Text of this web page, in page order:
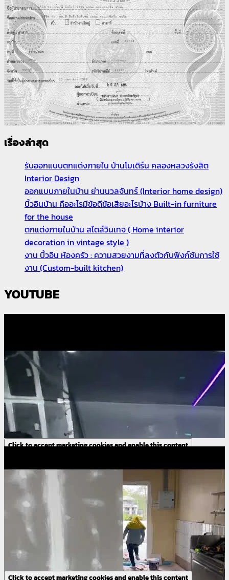
เรื่องล่าสุด
รับออกแบบตกแต่งภายใน บ้านโมเดิร์น คลองหลวงรังสิต
Interior Design
ออกแบบภายในบ้าน ย่านนวลจันทร์ (Interior home design)
บิ้วอินบ้าน คืออะไรมีข้อดีข้อเสียอะไรบ้าง Built-in furniture
for the house
ตกแต่งภายในบ้าน สไตล์วินเทจ ( Home interior
decoration in vintage style )
งาน บิ้วอิน ห้องครัว : ความสวยงามที่ลงตัวกับฟังก์ชันการใช้
งาน (Custom-built kitchen)
YOUTUBE
Click to accept marketing cookies and enable this content
Click to accept marketing cookies and enable this content